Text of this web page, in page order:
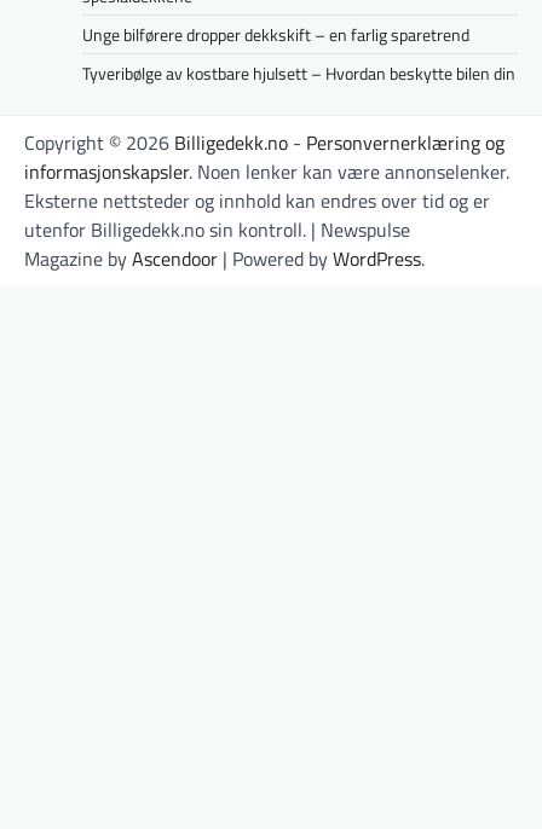
Unge bilførere dropper dekkskift – en farlig sparetrend
Tyveribølge av kostbare hjulsett – Hvordan beskytte bilen din
Copyright © 2026 Billigedekk.no - Personvernerklæring og
informasjonskapsler. Noen lenker kan være annonselenker.
Eksterne nettsteder og innhold kan endres over tid og er
utenfor Billigedekk.no sin kontroll. | Newspulse
Magazine byAscendoor | Powered byWordPress.